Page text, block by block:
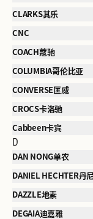
CLARKS其乐
CNC
COACH蔻驰
COLUMBIA哥伦比亚
CONVERSE匡威
CROCS卡洛驰
Cabbeen卡宾
D
DAN NONG单农
DANIEL HECHTER丹
DAZZLE地素
DEGAIA迪嘉雅